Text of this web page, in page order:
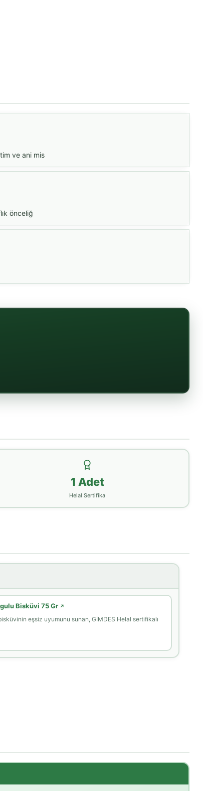
ve ani mis
önceliğ
1 Adet
Helal Sertifika
Bisküvi 75 Gr ↗
eşsiz uyumunu sunan, GİMDES Helal sertifikalı